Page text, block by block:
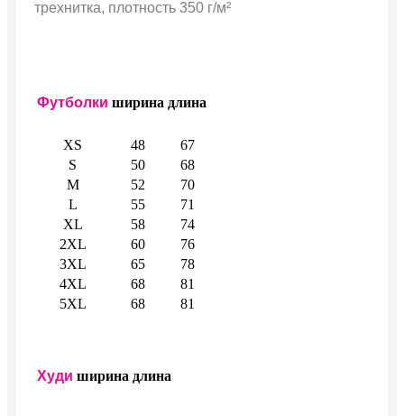
трехнитка, плотность 350 г/м²
Футболки ширина длина
XS 48
67
S
50
68
M
52
70
L
55
71
XL
58
74
2XL
60
76
3XL
65
78
4XL
68
81
5XL
68 81
Худи ширина длина